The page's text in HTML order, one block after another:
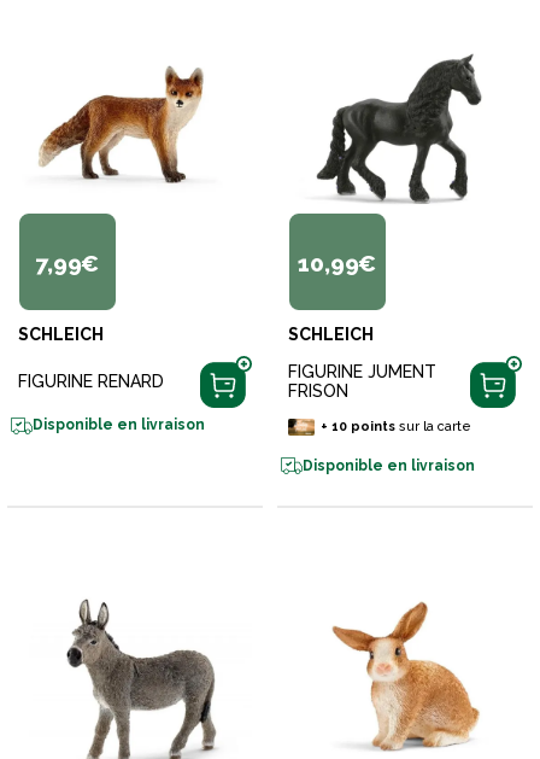
7,99€
SCHLEICH
FIGURINE RENARD
Disponible en livraison
10,99€
SCHLEICH
FIGURINE JUMENT
FRISON
+ 10pointssur la carte
Disponible en livraison